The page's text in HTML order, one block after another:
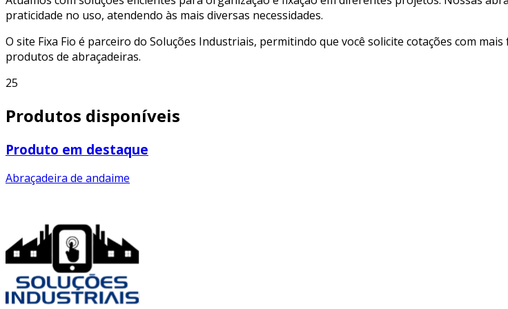
praticidade no uso, atendendo às mais diversas necessidades.
O site Fixa Fio é parceiro do Soluções Industriais, permitindo que você solicite cotações com
produtos de abraçadeiras.
25
Produtos disponíveis
Produto em destaque
Abraçadeira de andaime